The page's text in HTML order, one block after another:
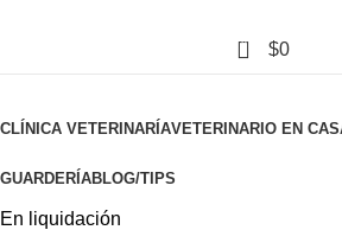
0 $0
CLÍNICA VETERINARÍAVETERINARIO EN
GUARDERÍABLOG/TIPS
En liquidación